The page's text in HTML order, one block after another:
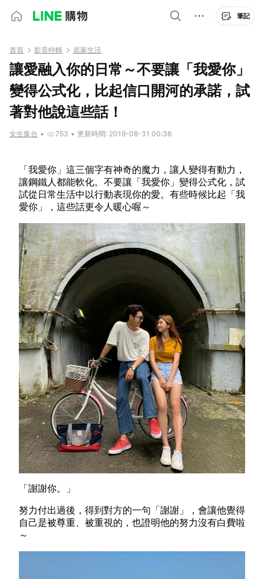
筆記
首頁 影音特輯 居家生活
讓愛融入你的日常～不要讓「我愛你」
變得公式化，比起信口開河的承諾，試
著對他說這些話！
女生集合 • 753 • 更新時間: 2019-08-31 00:36
「我愛你」這三個字有神奇的魔力，讓人變得有動力，
讓鋼鐵人都能軟化。不要讓「我愛你」變得公式化，試
試從日常生活中以行動表現你的愛。有些時候比起「我
愛你」，這些話更令人暖心喔～
「謝謝你。」
努力付出過後，得到對方的一句「謝謝」，會讓他覺得
自己是被尊重、被重視的，也證明他的努力沒有白費啦
～